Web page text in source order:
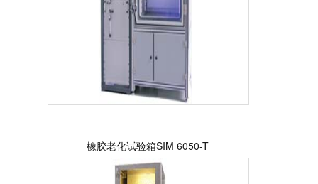
橡胶老化试验箱SIM 6050-T